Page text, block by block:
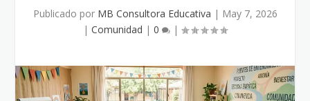
Publicado por MB Consultora Educativa | May 7, 2026
| Comunidad | 0 |